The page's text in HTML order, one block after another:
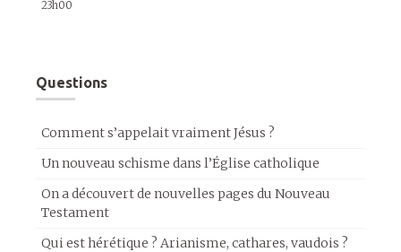
23h00
Questions
Comment s’appelait vraiment Jésus ?
Un nouveau schisme dans l’Église catholique
On a découvert de nouvelles pages du Nouveau
Testament
Qui est hérétique ? Arianisme, cathares, vaudois ?